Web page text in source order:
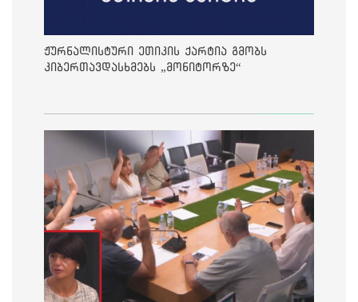
ჟურნალისტური ეთიკის ქარტია გმობს
კიბერთავდასხმებს „მონიტორზე“